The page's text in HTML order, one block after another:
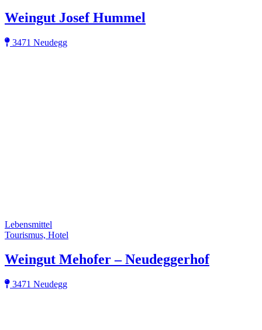
Weingut Josef Hummel
3471 Neudegg
Lebensmittel
Tourismus, Hotel
Weingut Mehofer – Neudeggerhof
3471 Neudegg